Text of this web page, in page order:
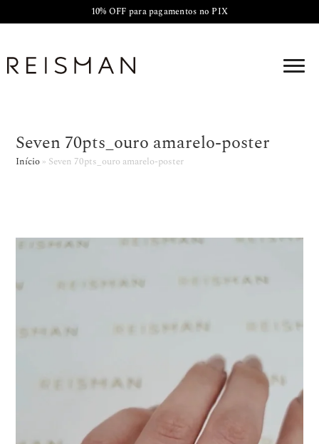
10% OFF para pagamentos no PIX
Seven 70pts_ouro amarelo-poster
Início » Seven 70pts_ouro amarelo-poster